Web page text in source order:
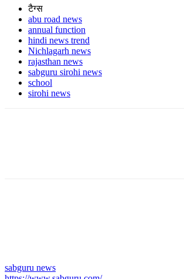
टैग्स
abu road news
annual function
hindi news trend
Nichlagarh news
rajasthan news
sabguru sirohi news
school
sirohi news
sabguru news